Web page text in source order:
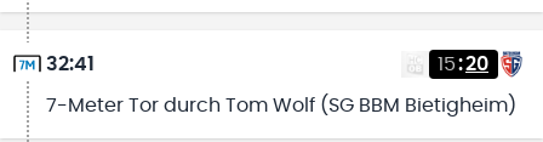
32:41 15:20
7-Meter Tor durch Tom Wolf (SG BBM Bietigheim)